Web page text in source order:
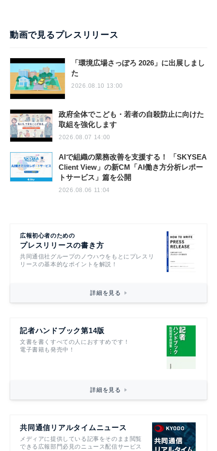
動画で見るプレスリリース
「環境広場さっぽろ 2026」に出展しまし
た
2026.08.10 13:00
政府全体でこども・若者の自殺防止に向けた
取組を強化します
2026.08.07 14:00
AIで組織の業務改善を支援する！ 「SKYSEA
Client View」の新CM「AI働き方分析レポー
トサービス」篇を公開
2026.08.06 11:04
広報初心者のための
プレスリリースの書き方
共同通信社グループのノウハウをもとにプレスリ
リースの基本的なポイントを解説！
詳細を見る
記者ハンドブック第14版
文書を書くすべての人におすすめです！
電子書籍も発売中！
詳細を見る
共同通信リアルタイムニュース
メディアに提供している記事をそのまま閲覧
できる広報部門必見のニュース配信サービス